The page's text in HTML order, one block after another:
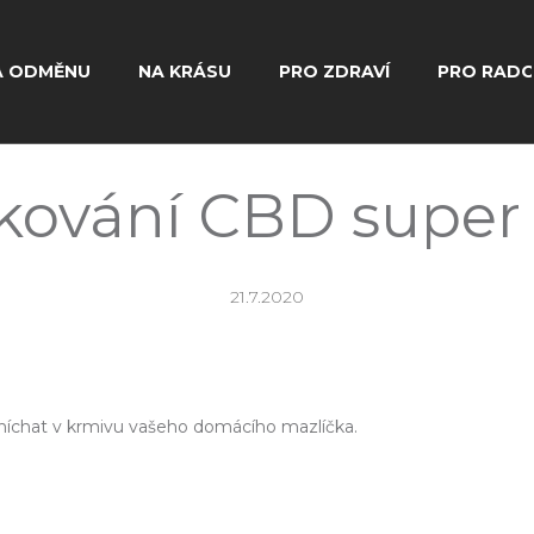
ODMĚNU NA KRÁSU PRO ZDRAVÍ PRO
CBD
21.7.2020
v krmivu vašeho domácího mazlíčka.
Hledat